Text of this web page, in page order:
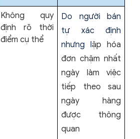
Không quy
định rõ thời
điểm cụ thể
Do người bán
tự xác định
nhưng lập hóa
đơn chậm nhất
ngày làm việc
tiếp theo sau
ngày hàng
được thông
quan